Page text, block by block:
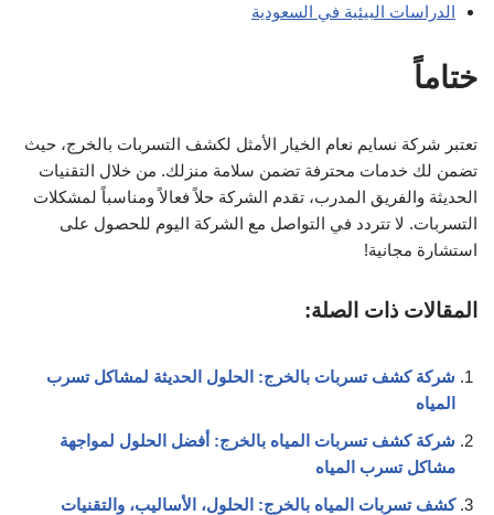
الدراسات البيئية في السعودية
ختاماً
تعتبر شركة نسايم نعام الخيار الأمثل لكشف التسربات بالخرج، حيث
تضمن لك خدمات محترفة تضمن سلامة منزلك. من خلال التقنيات
الحديثة والفريق المدرب، تقدم الشركة حلاً فعالاً ومناسباً لمشكلات
التسربات. لا تتردد في التواصل مع الشركة اليوم للحصول على
استشارة مجانية!
المقالات ذات الصلة:
شركة كشف تسربات بالخرج: الحلول الحديثة لمشاكل تسرب
المياه
شركة كشف تسربات المياه بالخرج: أفضل الحلول لمواجهة
مشاكل تسرب المياه
كشف تسربات المياه بالخرج: الحلول، الأساليب، والتقنيات